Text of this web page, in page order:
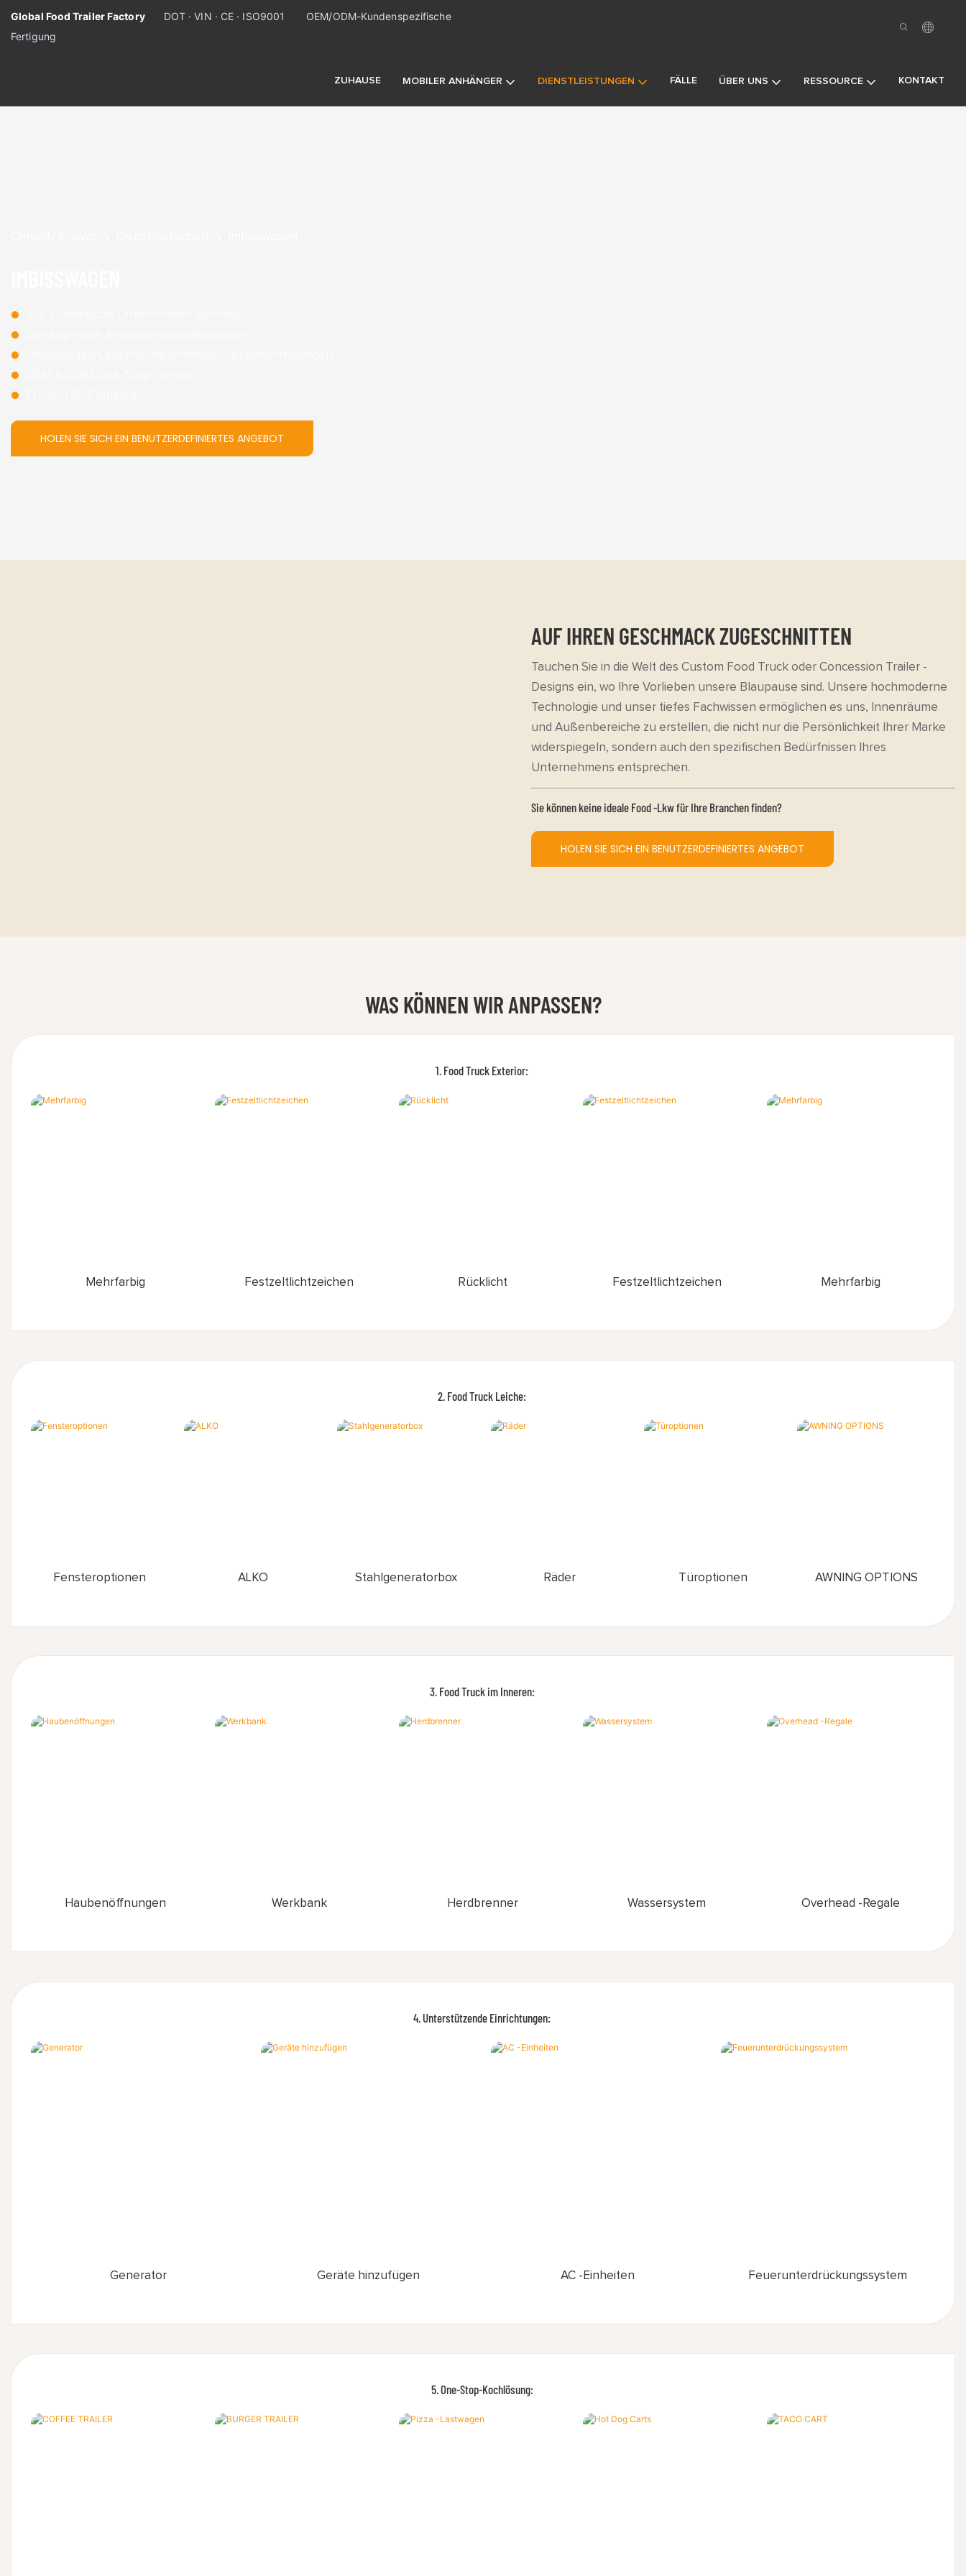
Global Food Trailer Factory DOT · VIN · CE · ISO9001
OEM/ODM-Kundenspezifische
Fertigung
ZUHAUSE MOBILER ANHÄNGER DIENSTLEISTUNGEN FÄLLE ÜBER UNS RESSOURCE KONTAKT
●
●
●
●
●
HOLEN SIE SICH EIN BENUTZERDEFINIERTES ANGEBOT
AUF IHREN GESCHMACK ZUGESCHNITTEN
Tauchen Sie in die Welt des Custom Food Truck oder Concession Trailer -
Designs ein, wo Ihre Vorlieben unsere Blaupause sind. Unsere hochmoderne
Technologie und unser tiefes Fachwissen ermöglichen es uns, Innenräume
und Außenbereiche zu erstellen, die nicht nur die Persönlichkeit Ihrer Marke
widerspiegeln, sondern auch den spezifischen Bedürfnissen Ihres
Unternehmens entsprechen.
Sie können keine ideale Food -Lkw für Ihre Branchen finden?
HOLEN SIE SICH EIN BENUTZERDEFINIERTES ANGEBOT
WAS KÖNNEN WIR ANPASSEN?
1. Food Truck Exterior:
Mehrfarbig Festzeltlichtzeichen Rücklicht Festzeltlichtzeichen Mehrfarbig
2. Food Truck Leiche:
Fensteroptionen ALKO Stahlgeneratorbox Räder Türoptionen AWNING OPTIONS
3. Food Truck im Inneren:
Haubenöffnungen Werkbank Herdbrenner Wassersystem Overhead -Regale
4. Unterstützende Einrichtungen:
Generator Geräte hinzufügen AC -Einheiten Feuerunterdrückungssystem
5. One-Stop-Kochlösung: